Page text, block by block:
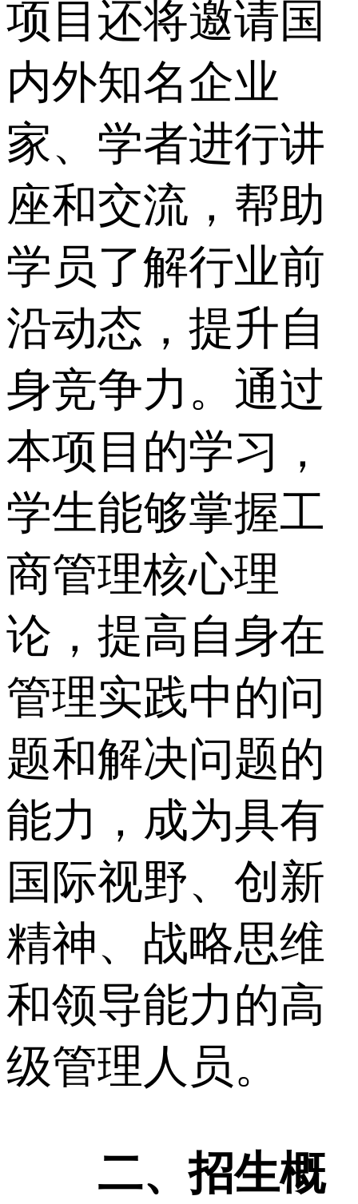
项目还将邀请国
内外知名企业
家、学者进行讲
座和交流，帮助
学员了解行业前
沿动态，提升自
身竞争力。通过
本项目的学习，
学生能够掌握工
商管理核心理
论，提高自身在
管理实践中的问
题和解决问题的
能力，成为具有
国际视野、创新
精神、战略思维
和领导能力的高
级管理人员。
二、招生概